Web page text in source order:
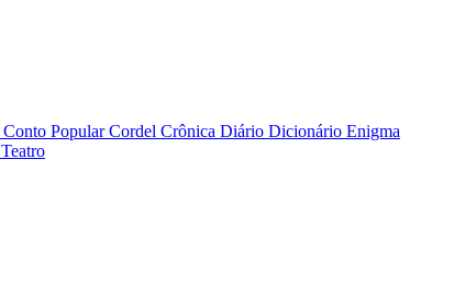
Conto PopularCordel Crônica Diário Dicionário Enigma
Teatro